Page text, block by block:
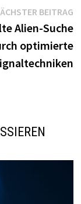
BEITRAG
Alien-Suche
optimierte